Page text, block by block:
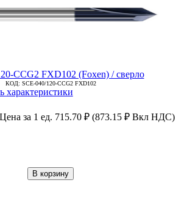
CCG2 FXD102 (Foxen) / сверло
КОД: SCE-040/120-CCG2 FXD102
характеристики
Цена за 1 ед. 715.70 ₽ (873.15 ₽ Вкл НДС)
В корзину